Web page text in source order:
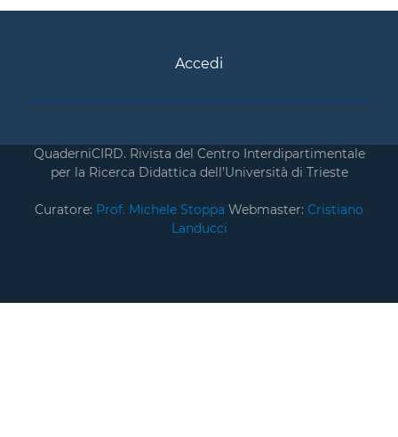
Accedi
QuaderniCIRD. Rivista del Centro Interdipartimentale
per la Ricerca Didattica dell’Università di Trieste
Curatore: Prof. Michele Stoppa Webmaster: Cristiano
Landucci